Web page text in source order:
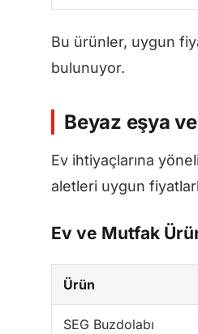
Bu ürünler, uygun
bulunuyor.
Beyaz eşya
Ev ihtiyaçlarına
aletleri uygun
Ev ve Mutfak
Ürün
SEG Buzdolabı